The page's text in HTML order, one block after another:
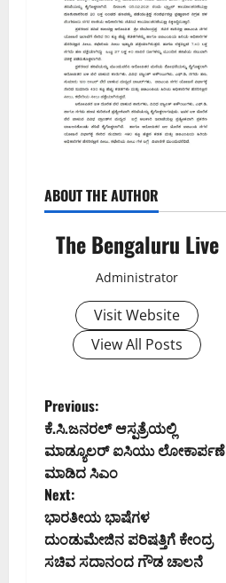
ABOUT THE AUTHOR
The Bengaluru Live
Administrator
Visit Website
View All Posts
P
o
s
t
n
Previous:
ಕೆ.ಸಿ.ಜನರಲ್‌ ಆಸ್ಪತ್ರೆಯಲ್ಲಿ
ಮಾಡ್ಯೂಲರ್‌ ಐಸಿಯು ಲೋಕಾರ್ಪಣೆ
ಮಾಡಿದ ಸಿಎಂ
Next:
ಭಾರತೀಯ ಭಾಷೆಗಳ
ದುಂಡುಮೇಜಿನ ಪರಿಷತ್ತಿಗೆ ಕೇಂದ್ರ
ಸಚಿವ ಸದಾನಂದ ಗೌಡ ಚಾಲನೆ